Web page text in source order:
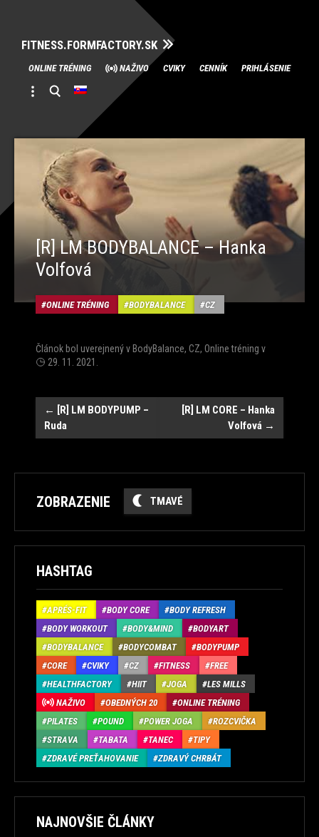
FITNESS.FORMFACTORY.SK
Skip
to
content
ONLINE TRÉNING NAŽIVO CVIKY CENNÍK PRIHLÁSENIE
[R] LM BODYBALANCE – Hanka
Volfová
ONLINE TRÉNING BODYBALANCE CZ
Článok bol uverejnený vBodyBalance, CZ, Online tréning v
29. 11. 2021
Post
navigation
← [R] LM BODYPUMP –
Ruda
[R] LM CORE – Hanka
Volfová →
ZOBRAZENIE TMAVÉ
HASHTAG
APRÉS-FIT BODY CORE
BODY REFRESH
BODY WORKOUT
BODY&MIND
BODYART
BODYBALANCE
BODYCOMBAT
BODYPUMP
CORE
CVIKY CZ FITNESS
FREE
HEALTHFACTORY
HIIT JOGA
LES MILLS
NAŽIVO
OBEDNÝCH 20
ONLINE TRÉNING
PILATES
POUND POWER JOGA
ROZCVIČKA
STRAVA
TABATA TANEC
TIPY
ZDRAVÉ PREŤAHOVANIE
ZDRAVÝ CHRBÁT
NAJNOVŠIE ČLÁNKY